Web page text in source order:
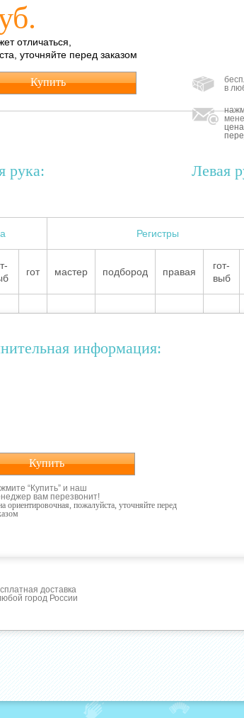
отличаться,
уточняйте перед заказом
Купить
в
рука: Левая
Регистры
гот мастер подбород правая
гот-
выб
информация:
Купить
“Купить” и наш
вам перезвонит!
ориентировочная, пожалуйста, уточняйте перед
доставка
город России